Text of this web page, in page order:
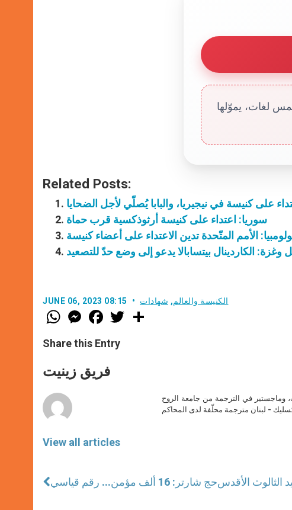
لغات، يموّلها
Related Posts:
على كنيسة في نيجيريا، والبابا يُصلّي لأجل الضحايا
سوريا: اعتداء على كنيسة أرثوذكسية قرب حماة
الأمم المتّحدة تدين الاعتداء على أعضاء كنيسة
وغزة: الكاردينال بيتسابالا يدعو إلى وضع حدّ للتصعيد
JUNE 06, 2023 08:15 الكنيسة والعالم, شهادات
W
h
t
s
p
p
M
e
s
e
g
e
F
a
e
b
o
k
w
Share this Entry
فريق زينيت
View all articles
في الترجمة من جامعة الروح
- لبنان مترجمة محلّفة لدى المحاكم
حج شارتر: 16 ألف مؤمن... رقم قياسي